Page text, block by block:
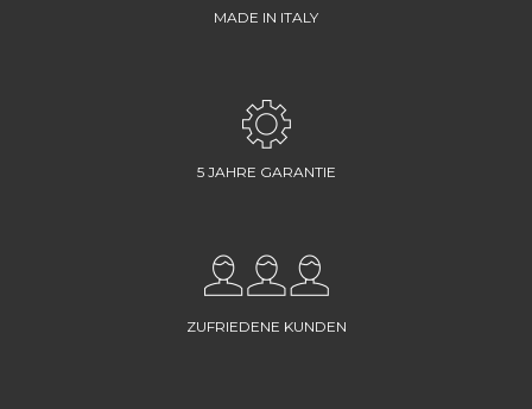
MADE IN ITALY
5 JAHRE GARANTIE
ZUFRIEDENE KUNDEN